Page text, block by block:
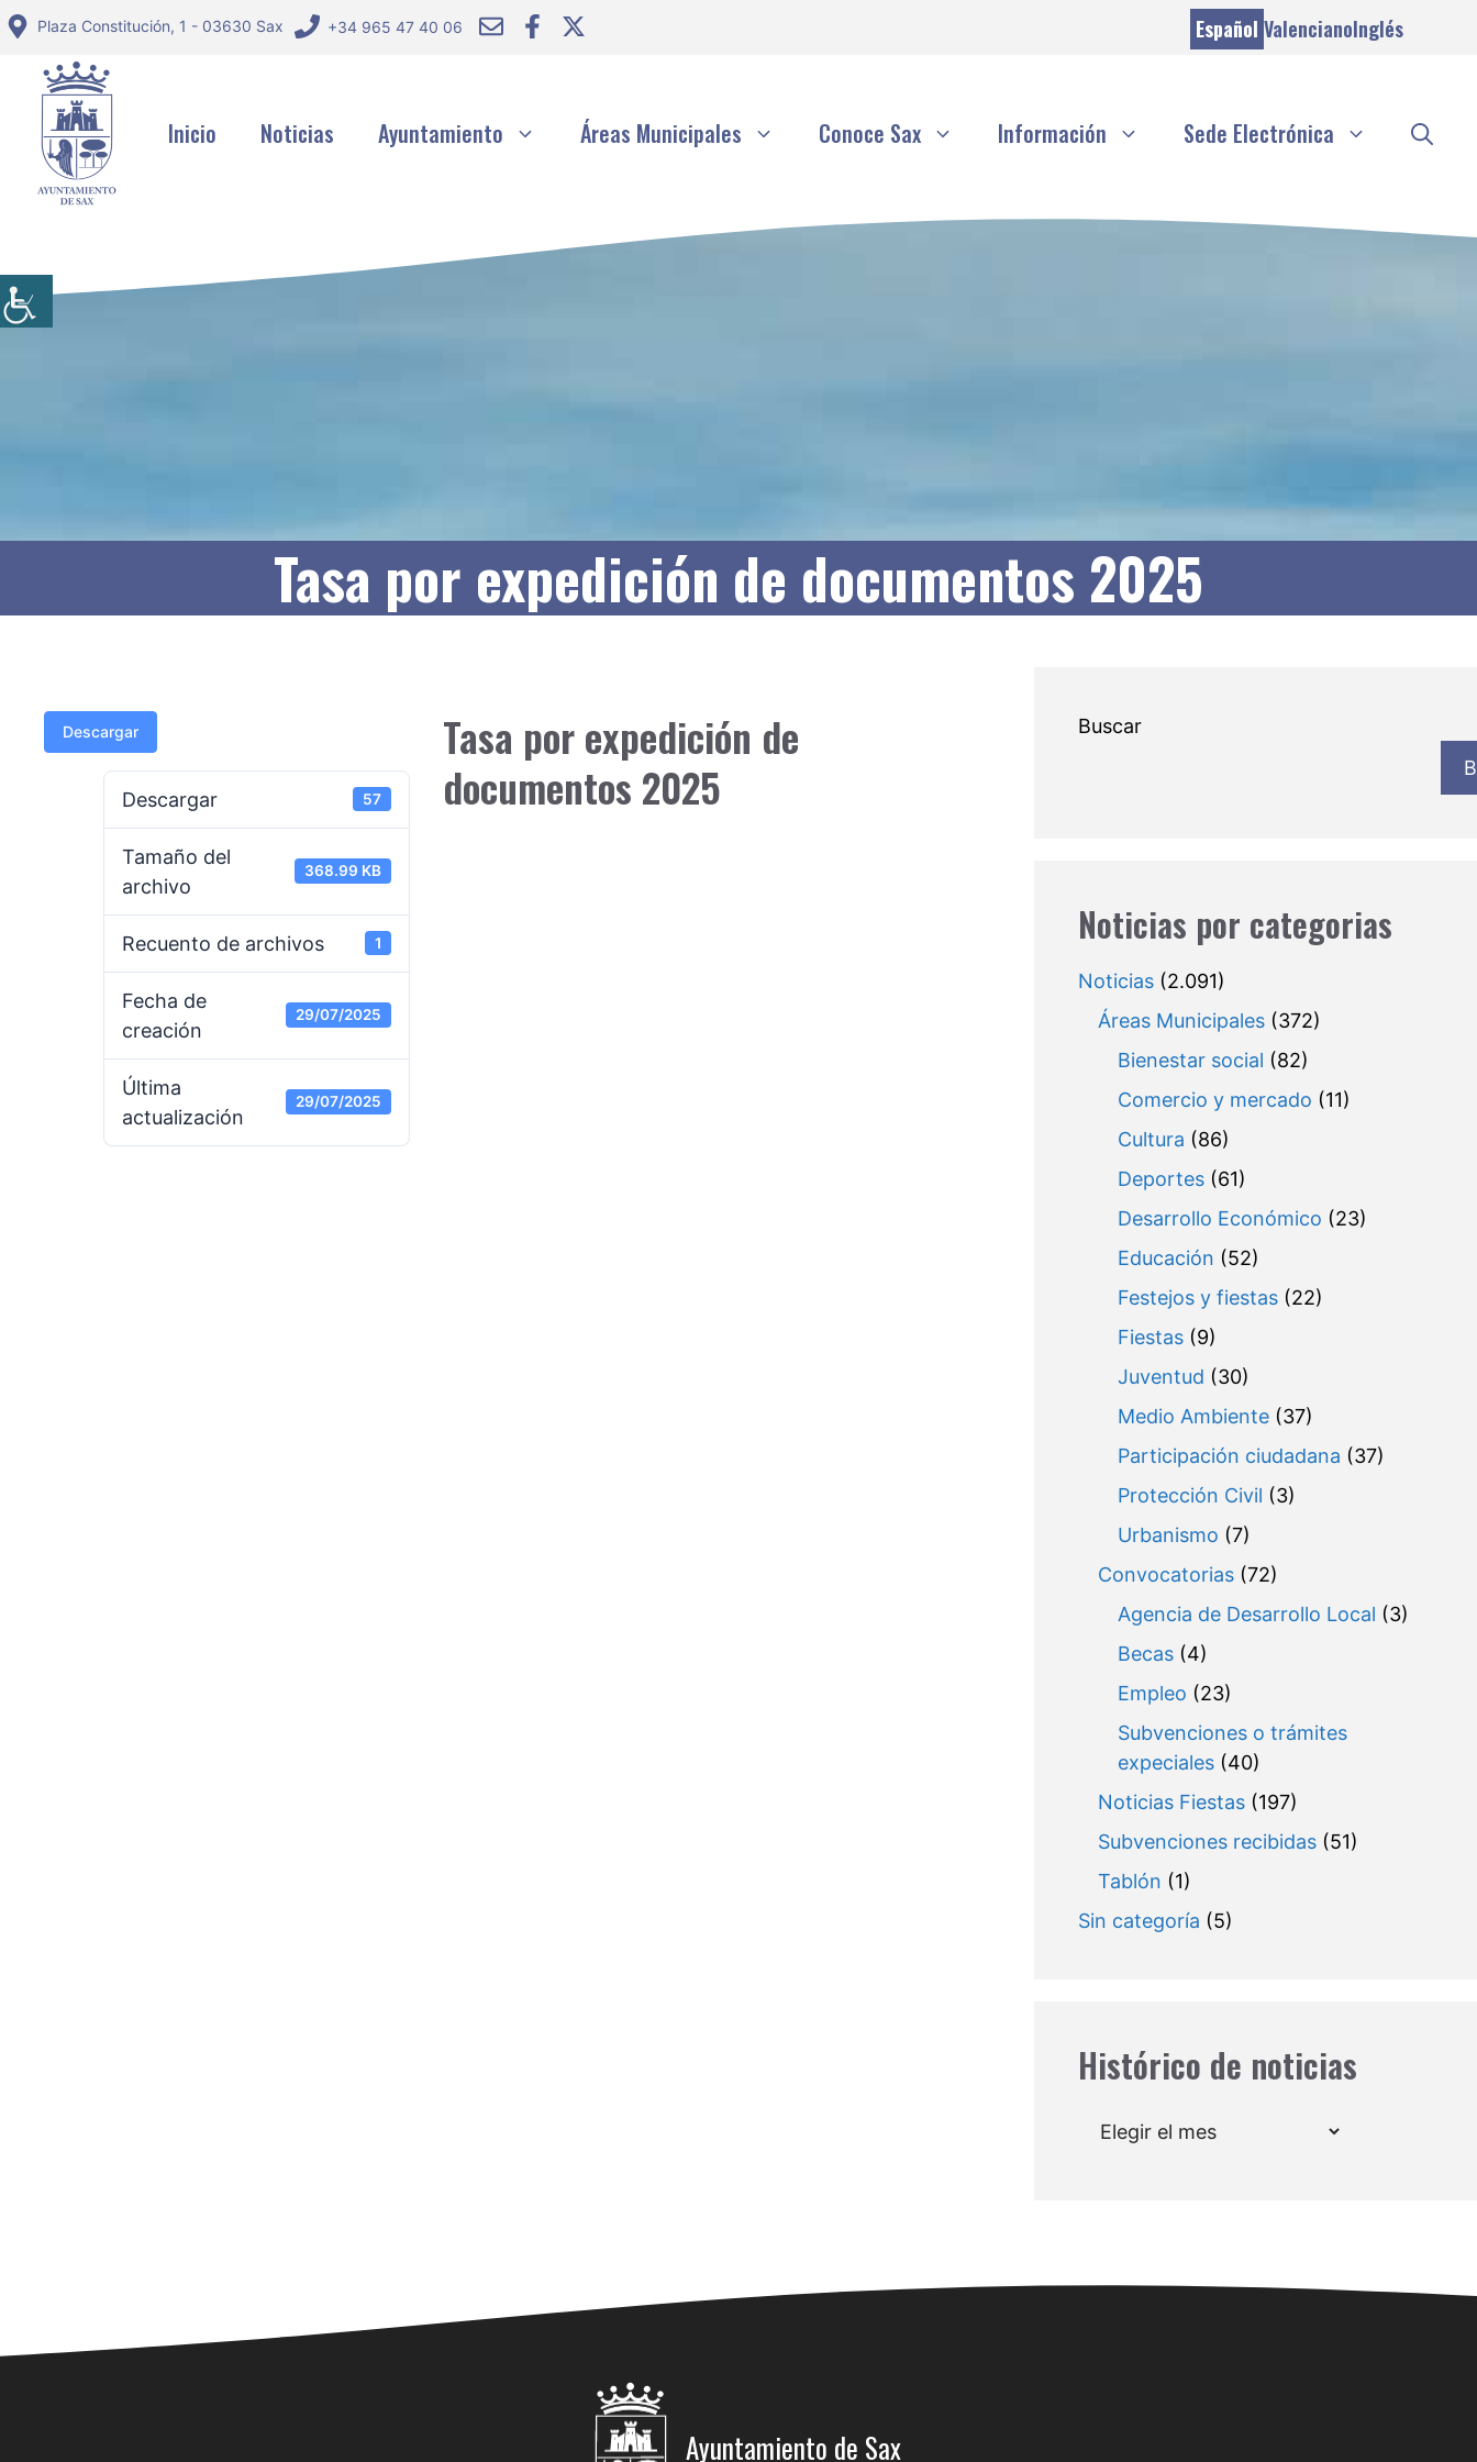
Saltar
contenido
Plaza Constitución, 1 - 03630 Sax +34 965 47 40 06 Español ValencianoInglés
Inicio Noticias Ayuntamiento Áreas Municipales Conoce Sax Información Sede Electrónica
Tasa por expedición de documentos 2025
Descargar
Descargar 57
Tamaño del
archivo
368.99 KB
Recuento de archivos 1
Fecha de
creación
29/07/2025
Última
actualización
29/07/2025
Tasa por expedición de
documentos 2025
Buscar
Noticias por categorias
Noticias(2.091)
Áreas Municipales(372)
Bienestar social (82)
Comercio y mercado (11)
Cultura (86)
Deportes(61)
Desarrollo Económico (23)
Educación (52)
Festejos y fiestas(22)
Fiestas(9)
Juventud (30)
Medio Ambiente(37)
Participación ciudadana (37)
Protección Civil (3)
Urbanismo (7)
Convocatorias(72)
Agencia de Desarrollo Local (3)
Becas(4)
Empleo (23)
Subvenciones o trámites
expeciales(40)
Noticias Fiestas(197)
Subvenciones recibidas(51)
Tablón (1)
Sin categoría (5)
Histórico de noticias
Archivos
Ayuntamiento de Sax